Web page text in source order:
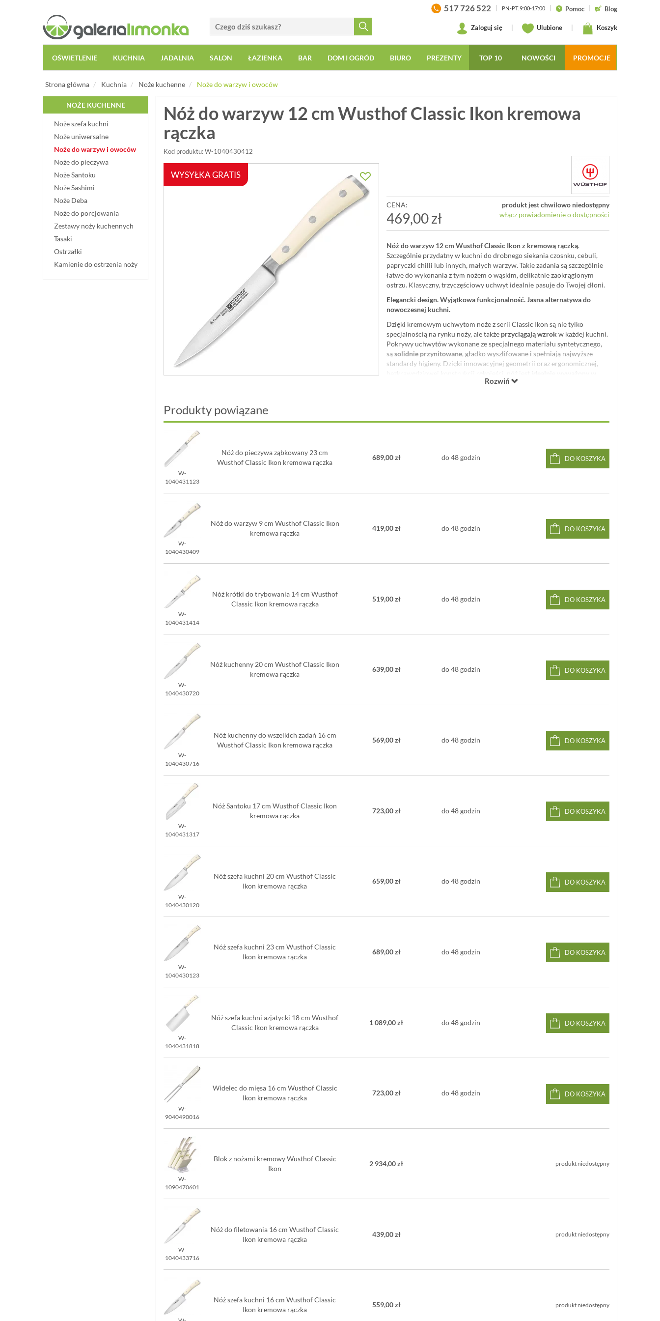
517 726 522 PN.-PT. 9:00-17:00 Pomoc Blog
Zaloguj się Ulubione Koszyk
OŚWIETLENIE KUCHNIA JADALNIA SALON ŁAZIENKA BAR DOM I OGRÓD BIURO PREZENTY TOP 10 NOWOŚCI PROMOCJE
Strona główna Kuchnia Noże kuchenne Noże do warzyw i owoców
NOŻE KUCHENNE
Noże szefa kuchni
Noże uniwersalne
Noże do warzyw i owoców
Noże do pieczywa
Noże Santoku
Noże Sashimi
Noże Deba
Noże do porcjowania
Zestawy noży kuchennych
Tasaki
Ostrzałki
Kamienie do ostrzenia noży
Nóż do warzyw 12 cm Wusthof Classic Ikon kremowa
rączka
Kod produktu: W-1040430412
WYSYŁKA GRATIS
CENA:
469,00 zł
produkt jest chwilowo niedostępny
włącz powiadomienie o dostępności
Nóż do warzyw 12 cm Wusthof Classic Ikon z kremową rączką.
Szczególnie przydatny w kuchni do drobnego siekania czosnku, cebuli,
papryczki chilli lub innych, małych warzyw. Takie zadania są szczególnie
łatwe do wykonania z tym nożem o wąskim, delikatnie zaokrąglonym
ostrzu. Klasyczny, trzyczęściowy uchwyt idealnie pasuje do Twojej dłoni.
Elegancki design. Wyjątkowa funkcjonalność. Jasna alternatywa do
nowoczesnej kuchni.
Dzięki kremowym uchwytom noże z serii Classic Ikon są nie tylko
specjalnością na rynku noży, ale także przyciągają wzrok w każdej kuchni.
Pokrywy uchwytów wykonane ze specjalnego materiału syntetycznego,
sąsolidnie przynitowane, gładko wyszlifowane i spełniają najwyższe
standardy higieny. Dzięki innowacyjnej geometrii oraz ergonomicznej,
Ostrza są bardzo ostre
Ergonomiczny uchwyt nie tylko zapewnia doskonały chwyt; ma również
elegancko naniesione laserem - trójzębne logo marki.
uchwyt: materiał syntetyczny
Długość ostrza: 12 cm
Myć ręcznie
Rozwiń
Produkty powiązane
W-
1040431123
Nóż do pieczywa ząbkowany 23 cm
Wusthof Classic Ikon kremowa rączka
689,00 zł do 48 godzin DO KOSZYKA
W-
1040430409
Nóż do warzyw 9 cm Wusthof Classic Ikon
kremowa rączka
419,00 zł do 48 godzin DO KOSZYKA
W-
1040431414
Nóż krótki do trybowania 14 cm Wusthof
Classic Ikon kremowa rączka
519,00 zł do 48 godzin DO KOSZYKA
W-
1040430720
Nóż kuchenny 20 cm Wusthof Classic Ikon
kremowa rączka
639,00 zł do 48 godzin DO KOSZYKA
W-
1040430716
Nóż kuchenny do wszelkich zadań 16 cm
Wusthof Classic Ikon kremowa rączka
569,00 zł do 48 godzin DO KOSZYKA
W-
1040431317
Nóż Santoku 17 cm Wusthof Classic Ikon
kremowa rączka
723,00 zł do 48 godzin DO KOSZYKA
W-
1040430120
Nóż szefa kuchni 20 cm Wusthof Classic
Ikon kremowa rączka
659,00 zł do 48 godzin DO KOSZYKA
W-
1040430123
Nóż szefa kuchni 23 cm Wusthof Classic
Ikon kremowa rączka
689,00 zł do 48 godzin DO KOSZYKA
W-
1040431818
Nóż szefa kuchni azjatycki 18 cm Wusthof
Classic Ikon kremowa rączka
1 089,00 zł do 48 godzin DO KOSZYKA
W-
9040490016
Widelec do mięsa 16 cm Wusthof Classic
Ikon kremowa rączka
723,00 zł do 48 godzin DO KOSZYKA
W-
1090470601
Blok z nożami kremowy Wusthof Classic
Ikon
2 934,00 zł produkt niedostępny
W-
1040433716
Nóż do filetowania 16 cm Wusthof Classic
Ikon kremowa rączka
439,00 zł produkt niedostępny
Nóż szefa kuchni 16 cm Wusthof Classic
Ikon kremowa rączka
559,00 zł produkt niedostępny